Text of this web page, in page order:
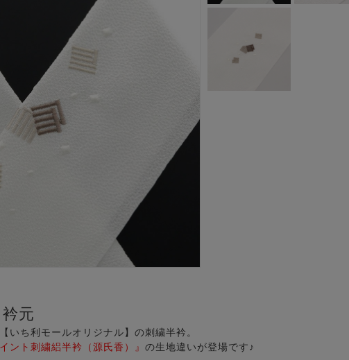
元
いち利モールオリジナル】の刺繍半衿。
ント刺繍絽半衿（源氏香）』 の生地違いが登場です♪